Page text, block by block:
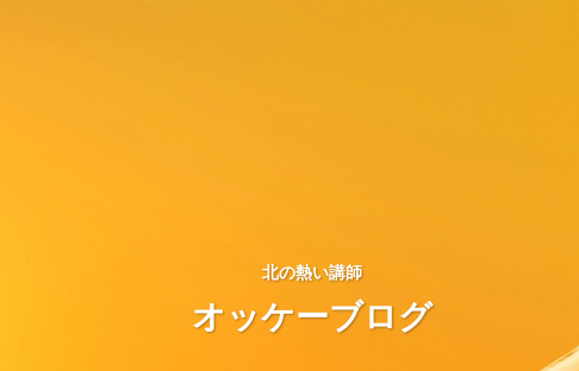
北の熱い講師
オッケーブログ